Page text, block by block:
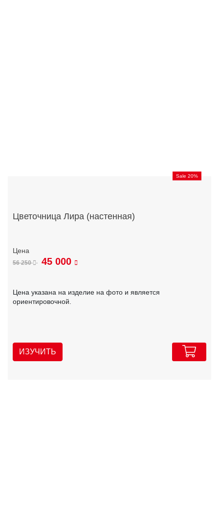
Sale 20%
Цветочница Лира (настенная)
56 250 45 000
Цена указана на изделие на фото и является
ориентировочной.
ИЗУЧИТЬ